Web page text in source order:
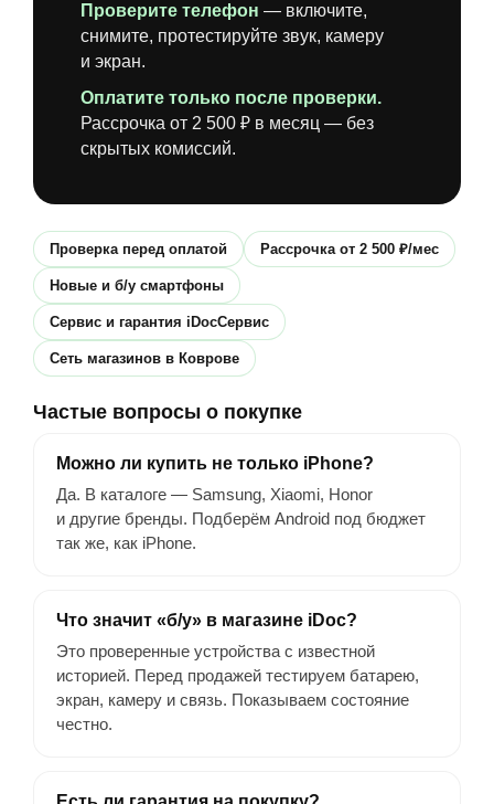
Проверите телефон — включите,
снимите, протестируйте звук, камеру
и экран.
Оплатите только после проверки.
Рассрочка от 2 500 ₽ в месяц — без
скрытых комиссий.
Проверка перед оплатой Рассрочка от 2 500 ₽/мес
Новые и б/у смартфоны
Сервис и гарантия iDocСервис
Сеть магазинов в Коврове
Частые вопросы о покупке
Можно ли купить не только iPhone?
Да. В каталоге — Samsung, Xiaomi, Honor
и другие бренды. Подберём Android под бюджет
так же, как iPhone.
Что значит «б/у» в магазине iDoc?
Это проверенные устройства с известной
историей. Перед продажей тестируем батарею,
экран, камеру и связь. Показываем состояние
честно.